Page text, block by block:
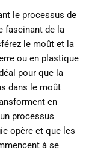
le processus de
fascinant de la
le moût et la
ou en plastique
pour que la
dans le moût
en
processus
opère et que les
à se